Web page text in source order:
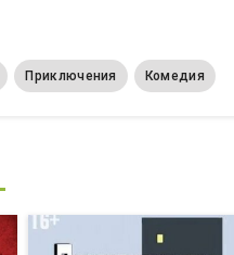
Приключения Комедия